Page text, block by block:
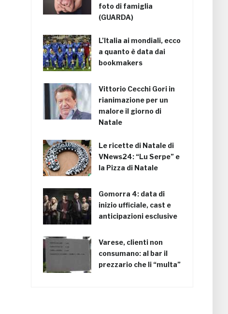
foto di famiglia
(GUARDA)
L’Italia ai mondiali, ecco
a quanto è data dai
bookmakers
Vittorio Cecchi Gori in
rianimazione per un
malore il giorno di
Natale
Le ricette di Natale di
VNews24: “Lu Serpe” e
la Pizza di Natale
Gomorra 4: data di
inizio ufficiale, cast e
anticipazioni esclusive
Varese, clienti non
consumano: al bar il
prezzario che li “multa”